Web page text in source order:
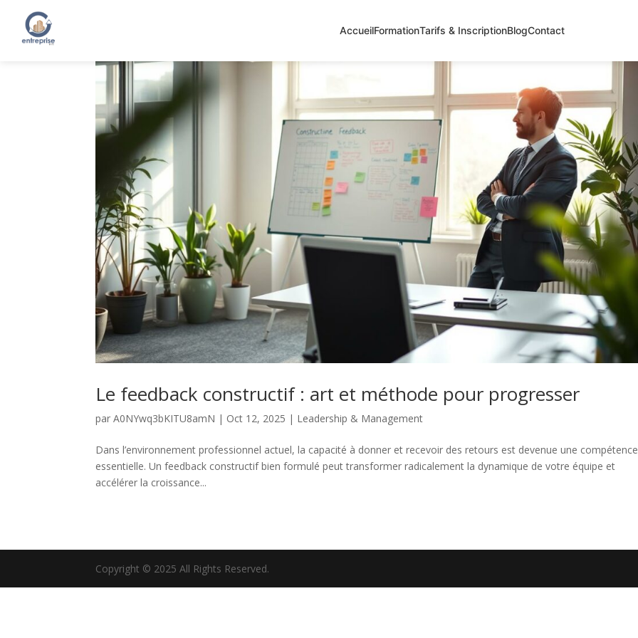
AccueilFormationTarifs & InscriptionBlogContact
Le feedback constructif : art et méthode pour progresser
parA0NYwq3bKITU8amN | Oct 12, 2025 | Leadership & Management
Dans l’environnement professionnel actuel, la capacité à donner et recevoir des retours est devenue une compétence
essentielle. Un feedback constructif bien formulé peut transformer radicalement la dynamique de votre équipe et
accélérer la croissance...
Copyright © 2025 All Rights Reserved.